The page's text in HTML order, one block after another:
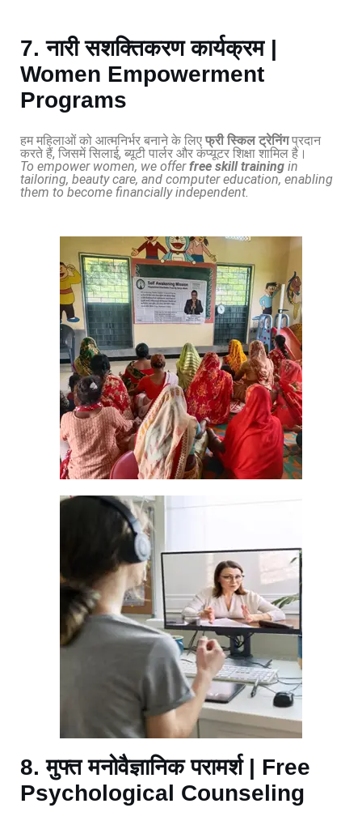
7. नारी सशक्तिकरण कार्यक्रम |
Women Empowerment
Programs
हम महिलाओं को आत्मनिर्भर बनाने के लिए फ्री स्किल ट्रेनिंगप्रदान
करते हैं, जिसमें सिलाई, ब्यूटी पार्लर और कंप्यूटर शिक्षा शामिल है।
To empower women, we offerfree skill training in
tailoring, beauty care, and computer education, enabling
them to become financially independent.
8. मुफ्त मनोवैज्ञानिक परामर्श | Free
Psychological Counseling